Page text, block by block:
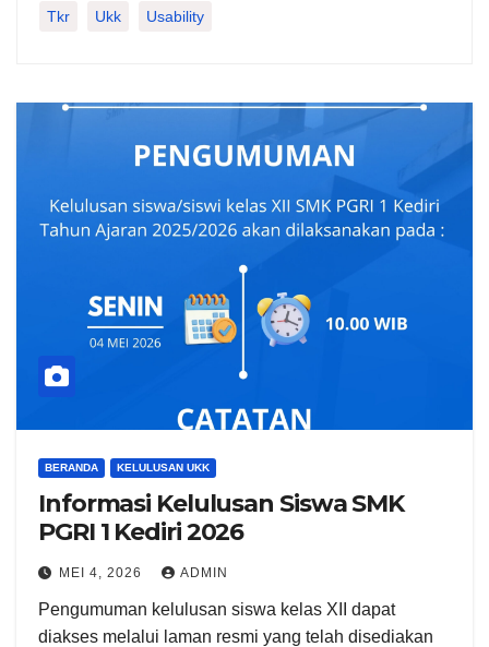
Tkr Ukk Usability
BERANDA KELULUSAN UKK
Informasi Kelulusan Siswa SMK
PGRI 1 Kediri 2026
MEI 4, 2026 ADMIN
Pengumuman kelulusan siswa kelas XII dapat
diakses melalui laman resmi yang telah disediakan